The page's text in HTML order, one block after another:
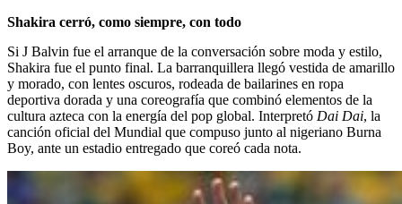
Shakira cerró, como siempre, con todo
Si J Balvin fue el arranque de la conversación sobre moda y estilo,
Shakira fue el punto final. La barranquillera llegó vestida de amarillo
y morado, con lentes oscuros, rodeada de bailarines en ropa
deportiva dorada y una coreografía que combinó elementos de la
cultura azteca con la energía del pop global. Interpretó Dai Dai, la
canción oficial del Mundial que compuso junto al nigeriano Burna
Boy, ante un estadio entregado que coreó cada nota.